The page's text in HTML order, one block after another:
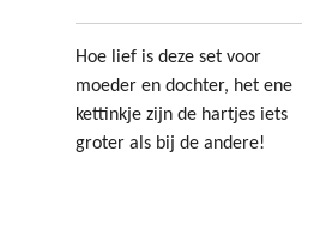
Hoe lief is deze set voor
moeder en dochter, het ene
kettinkje zijn de hartjes iets
groter als bij de andere!